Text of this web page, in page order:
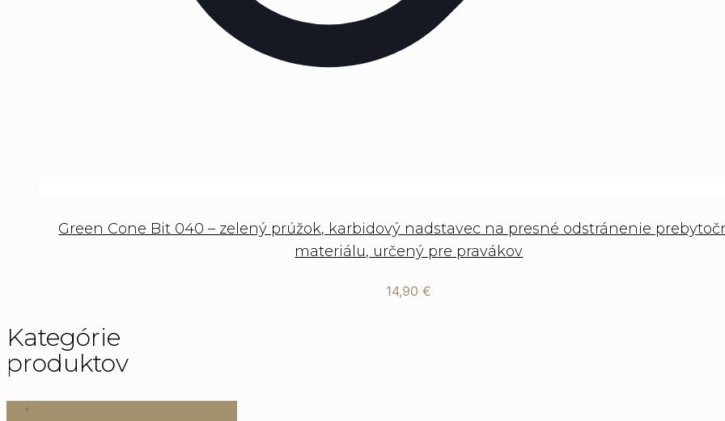
Green Cone Bit 040 – zelený prúžok, karbidový nadstavec na presné odstránenie
materiálu, určený pre pravákov
14,90€
Kategórie
produktov